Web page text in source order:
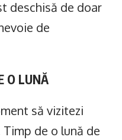
deschisă de doar
de
O LUNĂ
să vizitezi
de o lună de